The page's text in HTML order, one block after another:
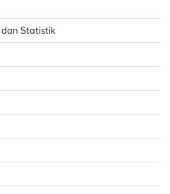
dan Statistik